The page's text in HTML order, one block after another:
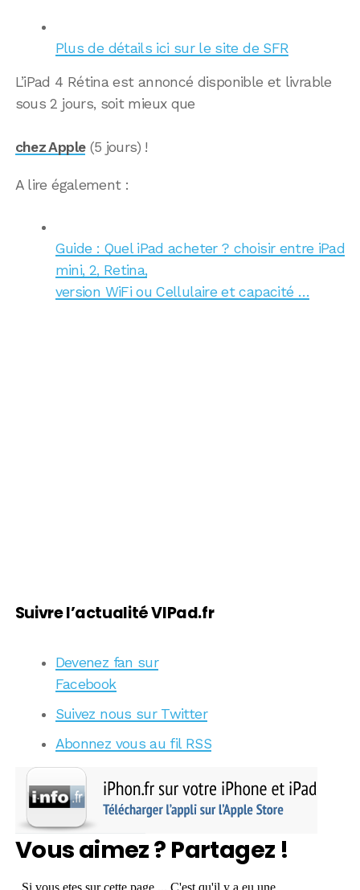
Plus de détails ici sur le site de SFR
L’iPad 4 Rétina est annoncé disponible et livrable
sous 2 jours, soit mieux que
chez Apple(5 jours) !
A lire également :
Guide : Quel iPad acheter ? choisir entre iPad
mini, 2, Retina,
version WiFi ou Cellulaire et capacité …
Suivre l’actualité VIPad.fr
Devenez fan sur
Facebook
Suivez nous sur Twitter
Abonnez vous au fil RSS
Vous aimez ? Partagez !